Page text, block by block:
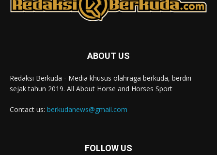
ABOUT US
Redaksi Berkuda - Media khusus olahraga berkuda, berdiri
sejak tahun 2019. All About Horse and Horses Sport
Contact us: berkudanews@gmail.com
FOLLOW US